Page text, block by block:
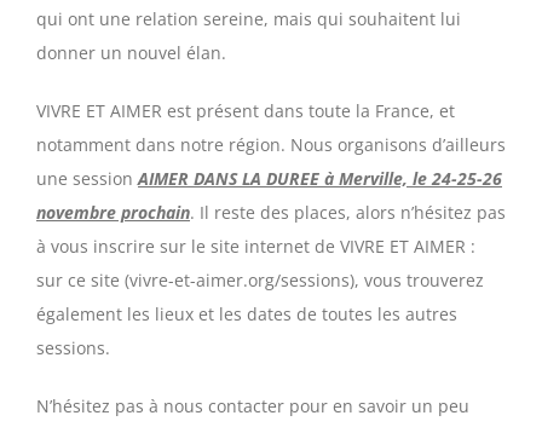
qui ont une relation sereine, mais qui souhaitent lui
donner un nouvel élan.
VIVRE ET AIMER est présent dans toute la France, et
notamment dans notre région. Nous organisons d’ailleurs
une sessionAIMER DANS LA DUREE à Merville, le 24-25-26
novembre prochain. Il reste des places, alors n’hésitez pas
à vous inscrire sur le site internet de VIVRE ET AIMER :
sur ce site (vivre-et-aimer.org/sessions), vous trouverez
également les lieux et les dates de toutes les autres
sessions.
N’hésitez pas à nous contacter pour en savoir un peu